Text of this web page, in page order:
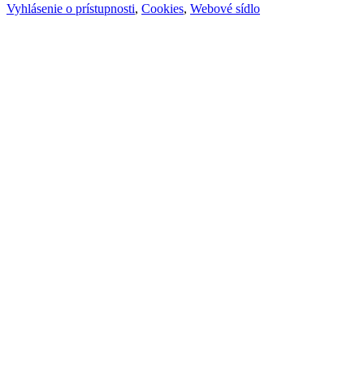
Vyhlásenie o prístupnosti, Cookies, Webové sídlo